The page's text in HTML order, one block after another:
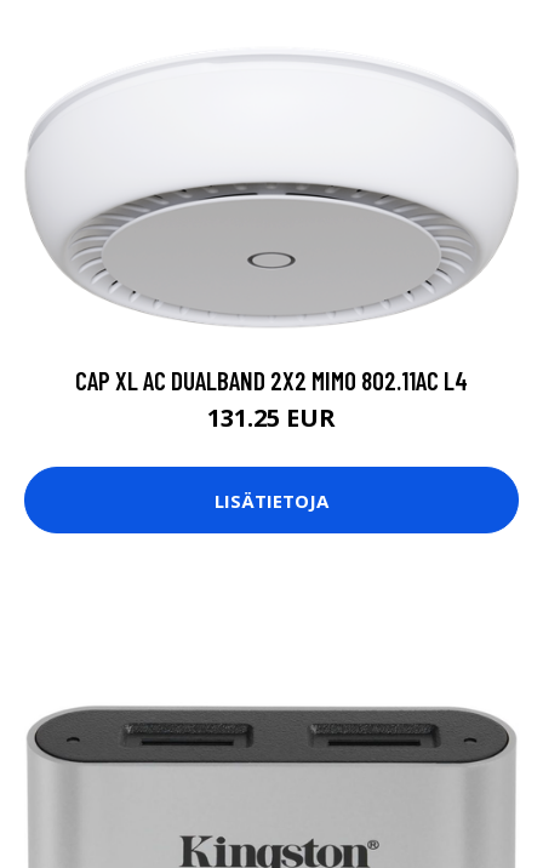
CAP XL AC DUALBAND 2X2 MIMO 802.11AC L4
131.25 EUR
LISÄTIETOJA